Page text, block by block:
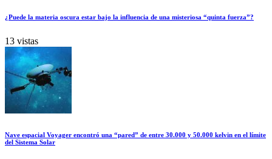
¿Puede la materia oscura estar bajo la influencia de una misteriosa “quinta fuerza”?
13 vistas
Nave espacial Voyager encontró una “pared” de entre 30.000 y 50.000 kelvin en el límite
del Sistema Solar